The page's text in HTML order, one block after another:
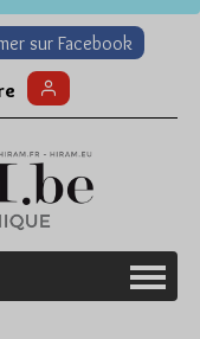
sur Facebook